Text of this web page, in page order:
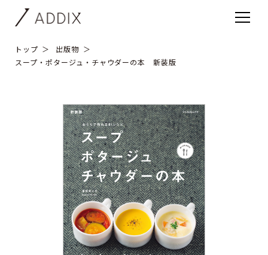
トップ
出版物
スープ・ポタージュ・チャウダーの本 新装版